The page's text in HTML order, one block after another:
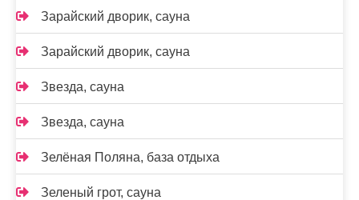
Зарайский дворик, сауна
Зарайский дворик, сауна
Звезда, сауна
Звезда, сауна
Зелёная Поляна, база отдыха
Зеленый грот, сауна